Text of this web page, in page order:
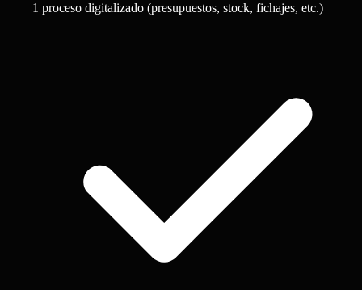
1 proceso digitalizado (presupuestos, stock, fichajes, etc.)